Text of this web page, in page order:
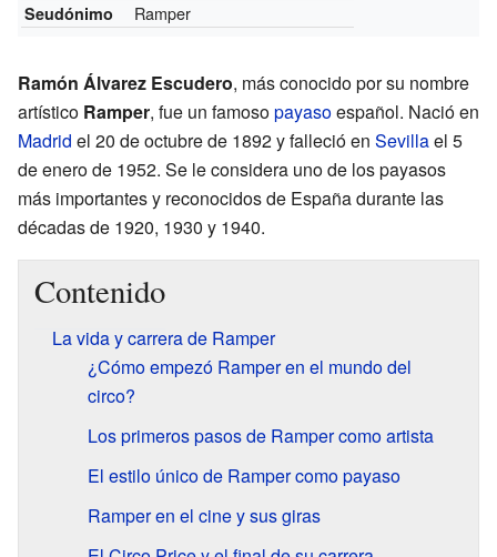
Seudónimo Ramper
Ramón Álvarez Escudero, más conocido por su nombre
artístico Ramper, fue un famosopayasoespañol. Nació en
Madrid el 20 de octubre de 1892 y falleció en Sevillael 5
de enero de 1952. Se le considera uno de los payasos
más importantes y reconocidos de España durante las
décadas de 1920, 1930 y 1940.
Contenido
La vida y carrera de Ramper
¿Cómo empezó Ramper en el mundo del
circo?
Los primeros pasos de Ramper como artista
El estilo único de Ramper como payaso
Ramper en el cine y sus giras